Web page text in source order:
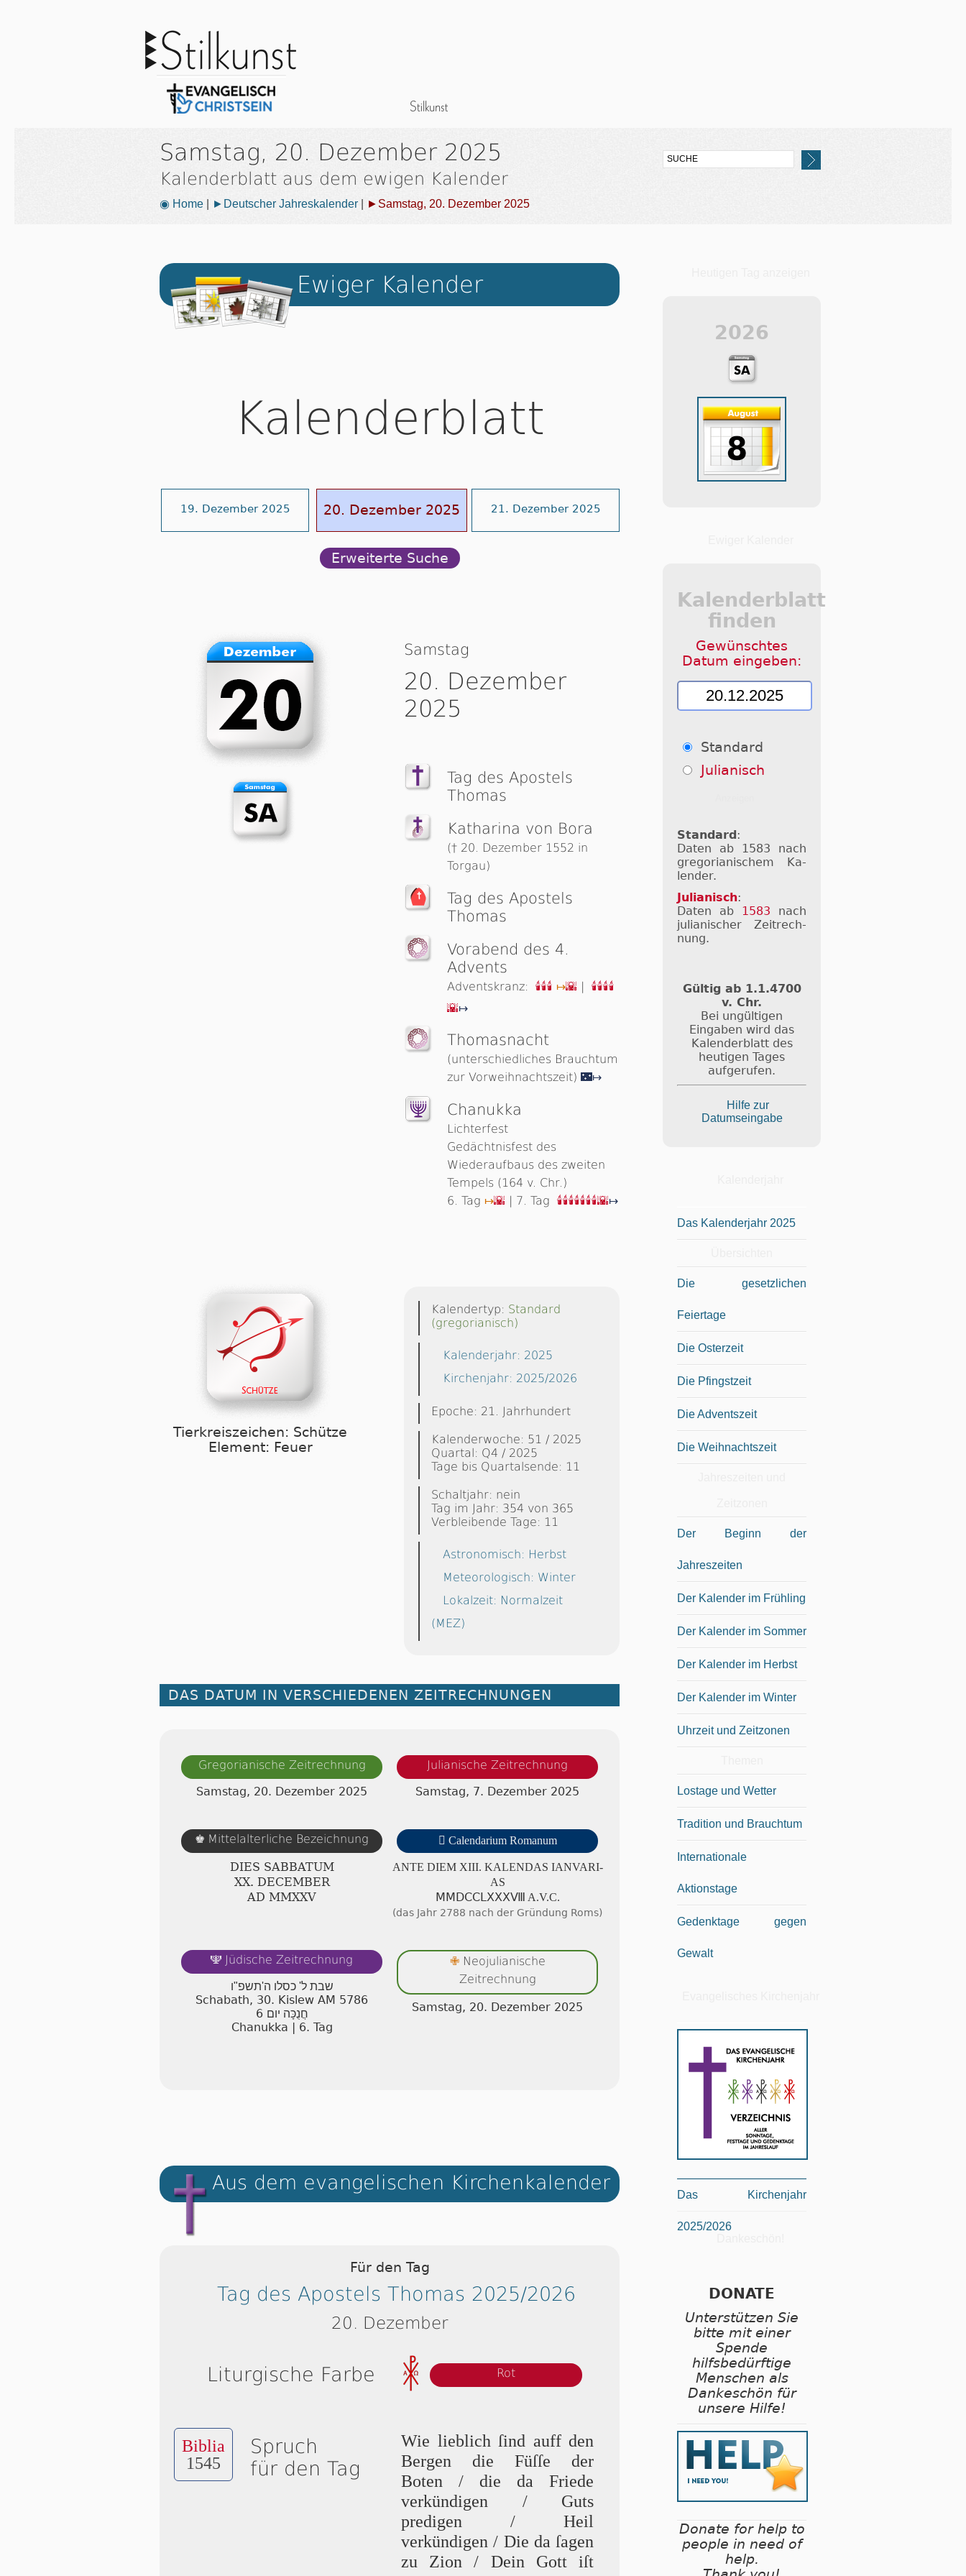
Samstag, 20. Dezember 2025
Kalenderblatt aus dem ewigen Kalender
◉ Home ►Deutscher Jahreskalender ►Samstag, 20. Dezember 2025
Ewiger Kalender
Kalenderblatt
19. Dezember 2025 20. Dezember 2025 21. Dezember 2025
Erweiterte Suche
Samstag
20. Dezember
2025
Tag des Apostels
Thomas
Katharina von Bora
(† 20. Dezember 1552 in
Torgau)
Tag des Apostels
Thomas
Vorabend des 4.
Advents
Adventskranz: 🕯🕯🕯 ↦🌇 | 🕯🕯🕯🕯
🌇↦
Thomasnacht
(unterschiedliches Brauchtum
zur Vorweihnachtszeit) 🌃↦
Chanukka
Lichterfest
Gedächtnisfest des
Wiederaufbaus des zweiten
Tempels (164 v. Chr.)
6. Tag ↦🌇 | 7. Tag 🕯🕯🕯🕯🕯🕯🕯🌇↦
Tierkreiszeichen: Schütze
Element: Feuer
Kalendertyp: Standard
(gregorianisch)
Kalenderjahr: 2025
Kirchenjahr: 2025/2026
Epoche: 21. Jahrhundert
Kalenderwoche: 51 / 2025
Quartal: Q4 / 2025
Tage bis Quartalsende: 11
Schaltjahr: nein
Tag im Jahr: 354 von 365
Verbleibende Tage: 11
Astronomisch: Herbst
Meteorologisch: Winter
Lokalzeit: Normalzeit
(MEZ)
DAS DATUM IN VERSCHIEDENEN ZEITRECHNUNGEN
Gregorianische Zeitrechnung
Samstag, 20. Dezember 2025
Julianische Zeitrechnung
Samstag, 7. Dezember 2025
♚ Mittelalterliche Bezeichnung
DIES SABBATUM
ⅩⅩ. DECEMBER
AD ⅯⅯⅩⅩⅤ
 Calendarium Romanum
ANTE DIEM XIII. KA­LEN­DAS IA­NV­A­RI­
AS
ⅯⅯⅮⅭⅭⅬⅩⅩⅩⅧ A.V.C.
(das Jahr 2788 nach der Gründung Roms)
🕎 Jüdische Zeitrechnung
שבת ל' כסלו ה'תשפ"ו
Schabath, 30. Kislew AM 5786
6 חֲנֻכָּה יום
Chanukka | 6. Tag
✙Neojulianische
Zeitrechnung
Samstag, 20. Dezember 2025
Aus dem evangelischen Kirchenkalender
Für den Tag
Tag des Apostels Thomas 2025/2026
20. Dezember
Liturgische Farbe Rot
Biblia
1545
Spruch
für den Tag
Wie lieblich ſind auff den
Bergen die Füſſe der
Boten / die da Friede
verkündigen / Guts
predigen / Heil
verkündigen / Die da ſa­gen
zu Zion / Dein Gott iſt
2026
Kalenderblatt
finden
Gewünschtes
Datum eingeben:
Standard
Julianisch
Standard :
Daten ab 1583 nach
gre­go­ri­a­ni­schem Ka­
len­der.
Julianisch:
Daten ab 1583 nach
ju­li­a­ni­scher Zeit­rech­
nung.
Gültig ab 1.1.4700
v. Chr.
Bei ungültigen
Eingaben wird das
Kalenderblatt des
heutigen Tages
aufgerufen.
Hilfe zur
Datumseingabe
Das Kalenderjahr 2025
Die gesetzlichen
Feiertage
Die Osterzeit
Die Pfingstzeit
Die Adventszeit
Die Weihnachtszeit
Der Beginn der
Jahreszeiten
Der Kalender im Frühling
Der Kalender im Sommer
Der Kalender im Herbst
Der Kalender im Winter
Uhrzeit und Zeitzonen
Lostage und Wetter
Tradition und Brauchtum
Internationale
Aktionstage
Gedenktage gegen
Gewalt
Das Kirchenjahr
2025/2026
DONATE
Unterstützen Sie
bitte mit einer
Spende
hilfsbedürftige
Menschen als
Dankeschön für
unsere Hilfe!
Donate for help to
people in need of
help.